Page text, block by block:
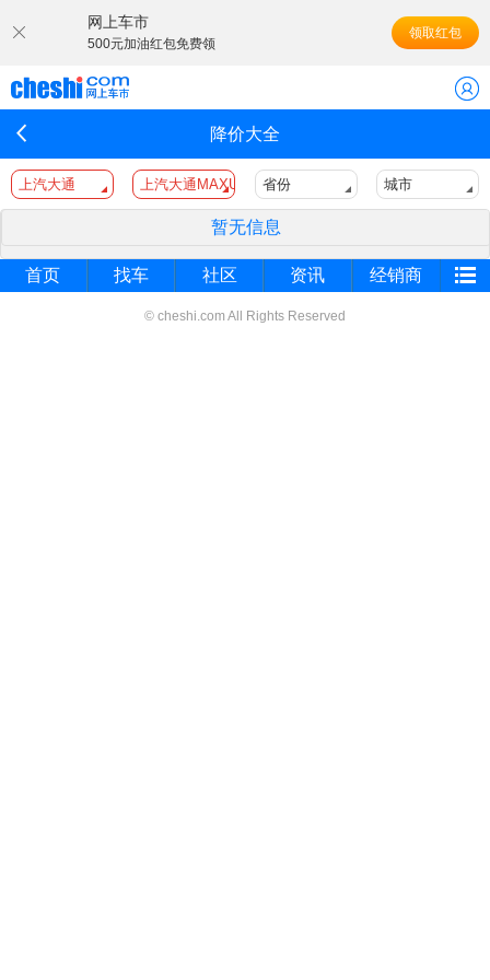
网上车市
500元加油红包免费领
领取红包
降价大全
上汽大通 上汽大通MAXUS RG10
省份 城市
暂无信息
首页 找车 社区 资讯 经销商
© cheshi.com All Rights Reserved